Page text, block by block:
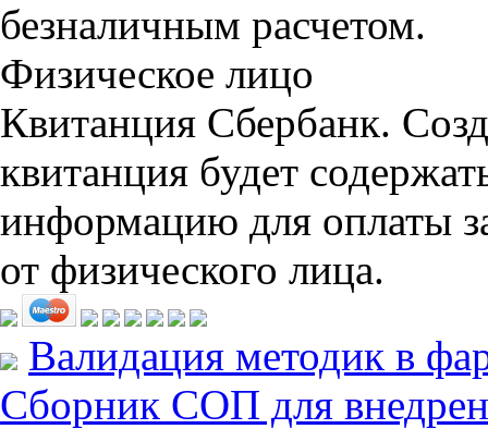
безналичным расчетом.
Физическое лицо
Квитанция Сбербанк.
квитанция будет
информацию для оплаты
от физического лица.
Валидация методик в
Сборник СОП для